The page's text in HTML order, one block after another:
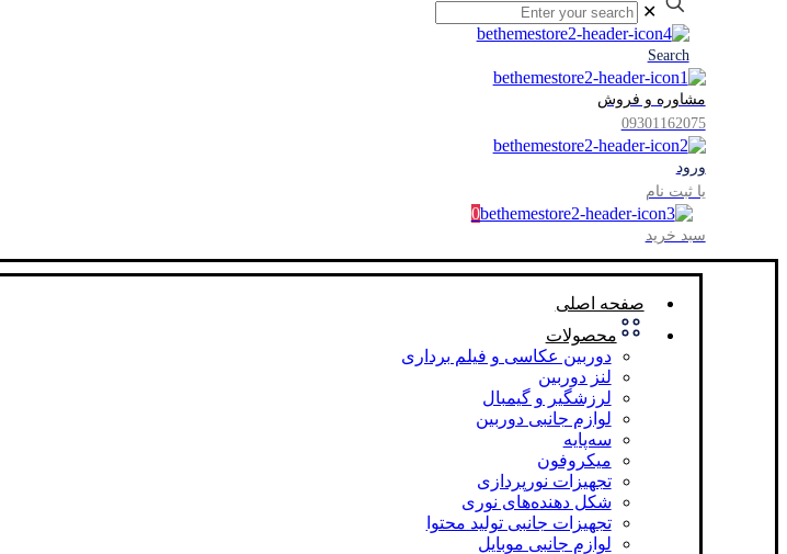
✕
Search
مشاوره و فروش
09301162075
ورود
یا ثبت نام
0
سبد خرید
صفحه اصلی
محصولات
دوربین عکاسی و فیلم برداری
لنز دوربین
لرزشگیر و گیمبال
لوازم جانبی دوربین
سه‌پایه
میکروفون
تجهیزات نورپردازی
شکل‌ دهنده‌های نوری
تجهیزات جانبی تولید محتوا
لوازم جانبی موبایل